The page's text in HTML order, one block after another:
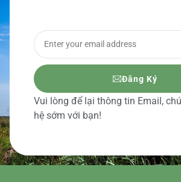
Đăng Ký
Vui lòng để lại thông tin Email,
hệ sớm với bạn!